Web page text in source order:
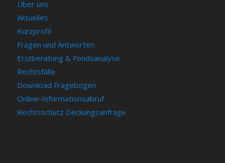
Über uns
Aktuelles
Kurzprofil
Fragen und Antworten
Erstberatung & Fondsanalyse
Rechtsfälle
Download Fragebogen
Online-Informationsabruf
Rechtsschutz Deckungsanfrage